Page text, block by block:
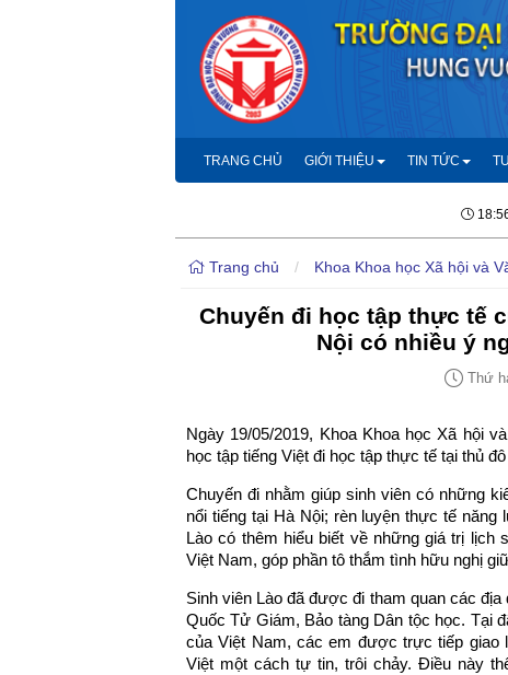
TRANG CHỦ GIỚI THIỆU TIN TỨC
Trang chủ / Khoa Khoa học Xã hội và
Chuyến đi học tập thực tế
Nội có nhiều ý
Thứ
Ngày 19/05/2019, Khoa Khoa học Xã hội
học tập tiếng Việt đi học tập thực tế tại thủ
Chuyến đi nhằm giúp sinh viên có những
nổi tiếng tại Hà Nội; rèn luyện thực tế
Lào có thêm hiểu biết về những giá trị
Việt Nam, góp phần tô thắm tình hữu nghị
Sinh viên Lào đã được đi tham quan các
Quốc Tử Giám, Bảo tàng Dân tộc học. Tại
của Việt Nam, các em được trực tiếp giao
Việt một cách tự tin, trôi chảy. Điều này